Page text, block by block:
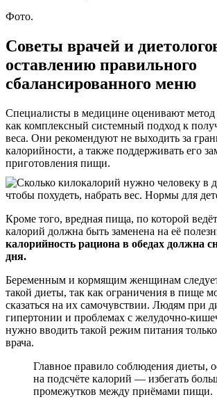
Фото.
Советы врачей и
оставлению правильного
сбалансированного меню
Специалисты в медицине оценивают метод
как комплексный системный подход к
веса. Они рекомендуют не выходить за
калорийности, а также поддерживать его
приготовления пищи.
Кроме того, вредная пища, по которой
калорий должна быть заменена на её
калорийность рациона в обедах должна
дня.
Беременным и кормящим женщинам следует
такой диеты, так как ограничения в пище
сказаться на их самочувствии. Людям при
гипертонии и проблемах с желудочно-
нужно вводить такой режим питания
врача.
Главное правило соблюдения диеты,
на подсчёте калорий — избегать
промежутков между приёмами пищи.